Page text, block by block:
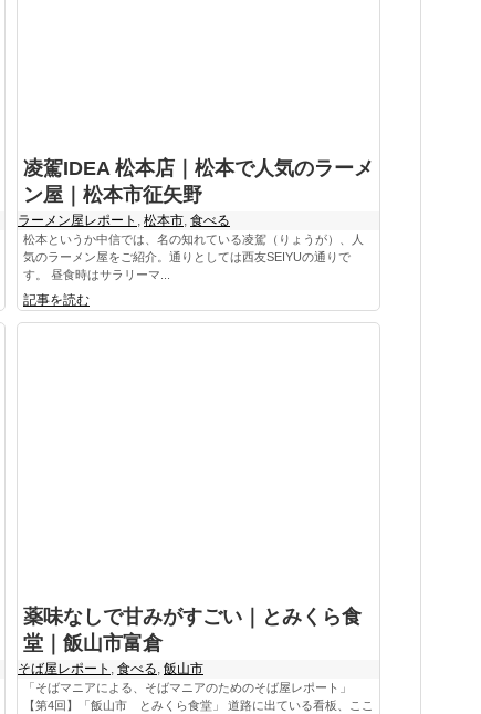
凌駕IDEA 松本店｜松本で人気のラーメ
ン屋｜松本市征矢野
ラーメン屋レポート 松本市 食べる
松本というか中信では、名の知れている凌駕（りょうが）、人
気のラーメン屋をご紹介。通りとしては西友SEIYUの通りで
す。 昼食時はサラリーマ...
記事を読む
薬味なしで甘みがすごい｜とみくら食
堂｜飯山市富倉
そば屋レポート , 食べる, 飯山市
「そばマニアによる、そばマニアのためのそば屋レポート」
【第4回】「飯山市 とみくら食堂」 道路に出ている看板、ここ